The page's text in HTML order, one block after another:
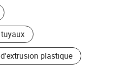
plastique